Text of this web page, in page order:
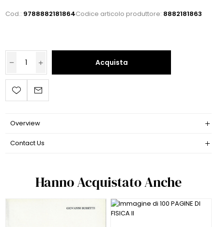
Cod.: 9788882181864Codice articolo produttore: 8882181863
Acquista
Overview
Contact Us
Hanno Acquistato Anche